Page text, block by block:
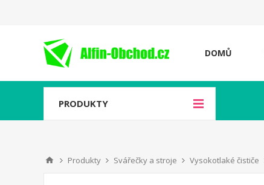
DOMŮ
PRODUKTY
Produkty Svářečky a stroje Vysokotlaké čističe